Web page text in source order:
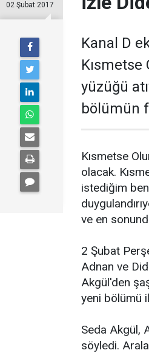
02 Şubat 2017
Kanal D
yüzüğü
bölümün
Kısmetse
olacak.
istediğim
ve en
2 Şubat
Adnan ve
Akgül'den
yeni bölümü
Seda Akgül,
söyledi.